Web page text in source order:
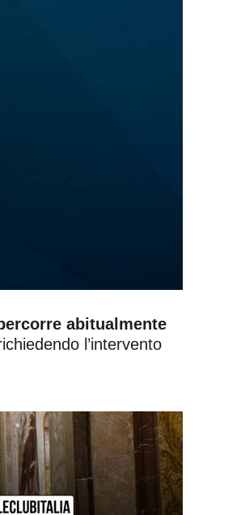
abitualmente
l’intervento